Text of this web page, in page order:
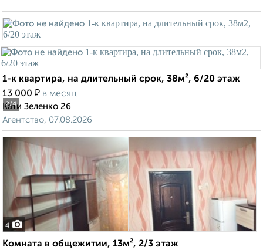
2/4
1-к квартира, на длительный срок, 38м², 6/20 этаж
13 000 ₽ в месяц
Кати Зеленко 26
Агентство, 07.08.2026
4
Комната в общежитии, 13м², 2/3 этаж